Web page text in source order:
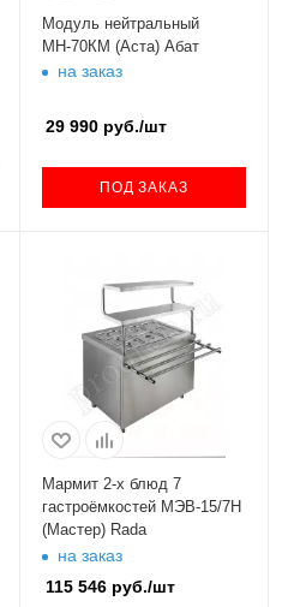
Модуль нейтральный
МН-70КМ (Аста) Абат
на заказ
29 990руб./шт
ПОД ЗАКАЗ
Мармит 2-х блюд 7
гастроёмкостей МЭВ-15/7Н
(Мастер) Rada
на заказ
115 546руб./шт